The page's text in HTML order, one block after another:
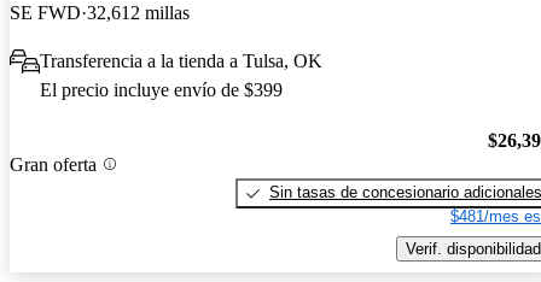
SE FWD 32,612 millas
Transferencia a la tienda a Tulsa, OK
El precio incluye envío de $399
Gran oferta
Sin tasas de concesionario adicionales
$481/mes
Verif. disponibilidad